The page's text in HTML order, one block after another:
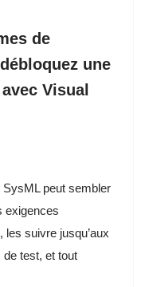
de
une
Visual
peut sembler
exigences
les suivre jusqu’aux
test, et tout